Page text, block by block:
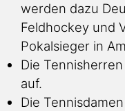
werden dazu
Feldhockey und
Pokalsieger in
Die
auf.
Die